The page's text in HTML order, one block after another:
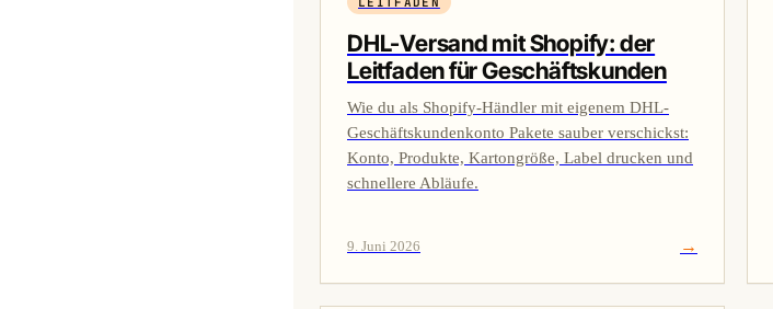
DHL-Versand mit Shopify: der
Leitfaden für Geschäftskunden
Wie du als Shopify-Händler mit eigenem DHL-
Geschäftskundenkonto Pakete sauber verschickst:
Konto, Produkte, Kartongröße, Label drucken und
schnellere Abläufe.
9. Juni 2026 →